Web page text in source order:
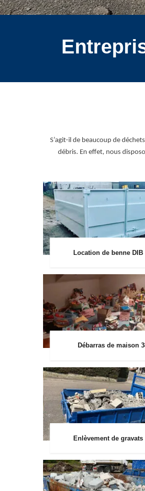
S’agit-il de beaucoup de
débris. En effet, nous
Location de benne DIB
Débarras de maison
Enlèvement de gravats